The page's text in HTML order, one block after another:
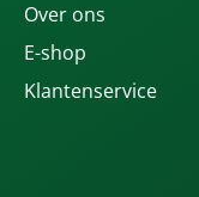
Over ons
E-shop
Klantenservice